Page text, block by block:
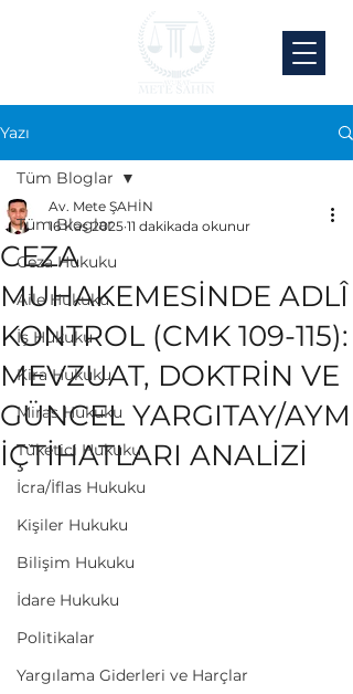
Yazı
Tüm Bloglar
Ceza Hukuku
Aile Hukuku
İş Hukuku
Kira Hukuku
Miras Hukuku
Tüketici Hukuku
İcra/İflas Hukuku
Kişiler Hukuku
Bilişim Hukuku
İdare Hukuku
Politikalar
Yargılama Giderleri ve Harçlar
Tüm Bloglar
CEZA
MUHAKEMESİNDE ADLÎ
KONTROL (CMK 109-115):
MEVZUAT, DOKTRİN VE
GÜNCEL YARGITAY/AYM
İÇTİHATLARI ANALİZİ
Av. Mete ŞAHİN
16 Kas 2025 11 dakikada okunur